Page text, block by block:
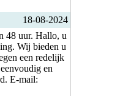
18-08-2024
48 uur. Hallo, u
Wij bieden u
een redelijk
en
E-mail: